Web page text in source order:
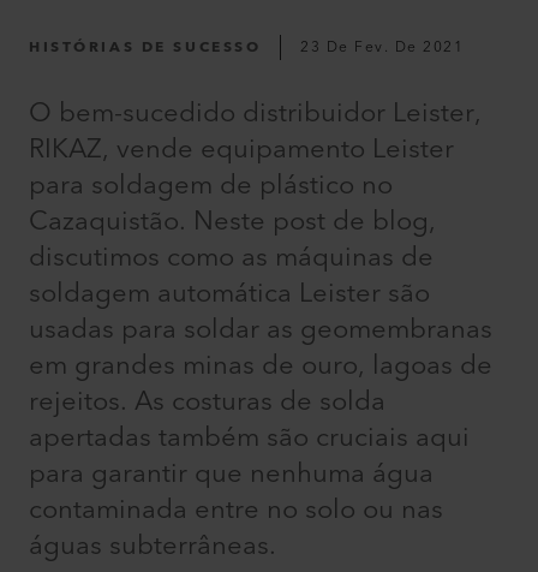
HISTÓRIAS DE SUCESSO 23 De Fev. De 2021
O bem-sucedido distribuidor Leister,
RIKAZ, vende equipamento Leister
para soldagem de plástico no
Cazaquistão. Neste post de blog,
discutimos como as máquinas de
soldagem automática Leister são
usadas para soldar as geomembranas
em grandes minas de ouro, lagoas de
rejeitos. As costuras de solda
apertadas também são cruciais aqui
para garantir que nenhuma água
contaminada entre no solo ou nas
águas subterrâneas.